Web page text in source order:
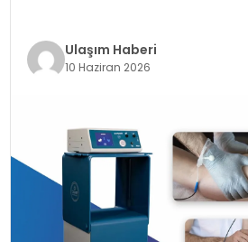
TEKNOLOJI
YAŞAM
Ulaşım Haberi
10 Haziran 2026